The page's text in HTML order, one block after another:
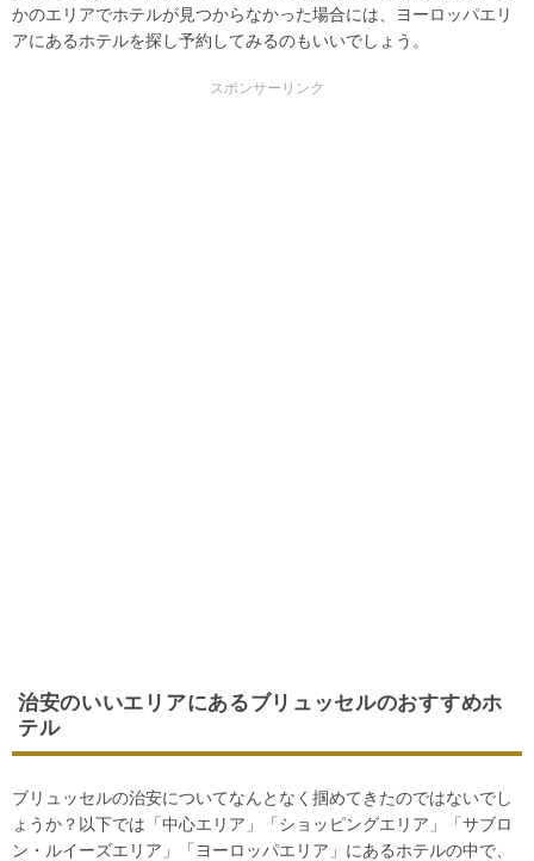
かのエリアでホテルが見つからなかった場合には、ヨーロッパエリ
アにあるホテルを探し予約してみるのもいいでしょう。
スポンサーリンク
治安のいいエリアにあるブリュッセルのおすすめホ
テル
ブリュッセルの治安についてなんとなく掴めてきたのではないでし
ょうか？以下では「中心エリア」「ショッピングエリア」「サブロ
ン・ルイーズエリア」「ヨーロッパエリア」にあるホテルの中で、